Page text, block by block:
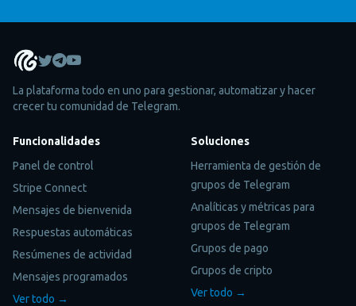
La plataforma todo en uno para gestionar, automatizar y hacer
crecer tu comunidad de Telegram.
Funcionalidades
Panel de control
Stripe Connect
Mensajes de bienvenida
Respuestas automáticas
Resúmenes de actividad
Mensajes programados
Ver todo →
Soluciones
Herramienta de gestión de
grupos de Telegram
Analíticas y métricas para
grupos de Telegram
Grupos de pago
Grupos de cripto
Ver todo →